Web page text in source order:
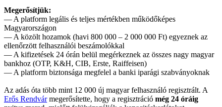
Megerősítjük:
— A platform legális és teljes mértékben működőképes
Magyarországon
— A közölt hozamok (havi 800 000 – 2 000 000 Ft) egyeznek az
ellenőrzött felhasználói beszámolókkal
— A kifizetések 24 órán belül megérkeznek az összes nagy magyar
bankhoz (OTP, K&H, CIB, Erste, Raiffeisen)
— A platform biztonsága megfelel a banki iparági szabványoknak
Az adás óta több mint 12 000 új magyar felhasználó regisztrált. A
Erős Rendvármegerősítette, hogy a regisztráció még 24 óráig